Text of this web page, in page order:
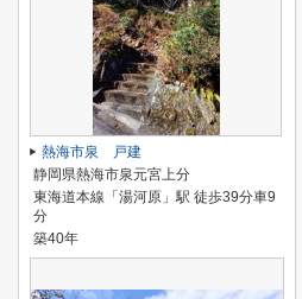
熱海市泉 戸建
静岡県熱海市泉元宮上分
東海道本線「湯河原」駅 徒歩39分車9
分
築40年